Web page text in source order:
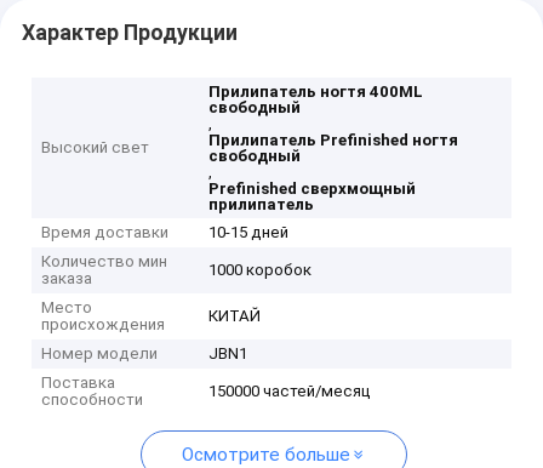
Характер Продукции
Высокий свет
Прилипатель ногтя 400ML
свободный
,
Прилипатель Prefinished ногтя
свободный
,
Prefinished сверхмощный
прилипатель
Время доставки
10-15 дней
Количество мин
заказа
1000 коробок
Место
происхождения
КИТАЙ
Номер модели
JBN1
Поставка
способности
150000 частей/месяц
Осмотрите больше